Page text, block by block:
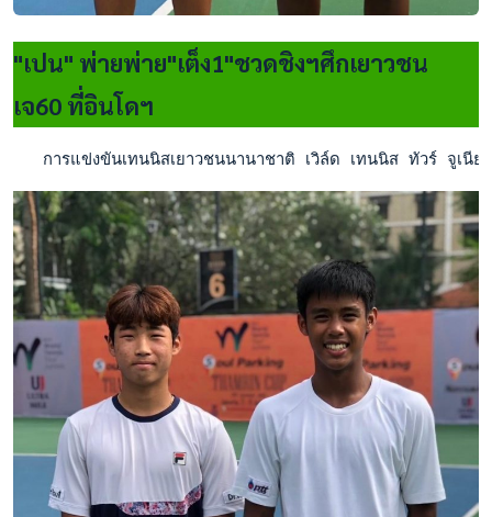
"เปน" พ่ายพ่าย"เต็ง1"ชวดชิงฯศึกเยาวชน
เจ60 ที่อินโดฯ
การแข่งขันเทนนิสเยาวชนนานาชาติ เวิล์ด เทนนิส ทัวร์ จูเนี